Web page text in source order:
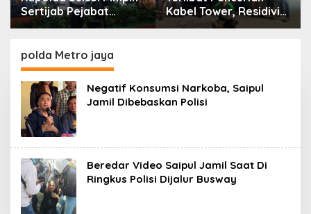
Sertijab Pejabat
Utama dan Kapolres
Karolog dan
Kapolresta Gowa
Kabel Tower, Residivis
yang Sempat Kabur
polda Metro jaya
Negatif Konsumsi Narkoba, Saipul
Jamil Dibebaskan Polisi
Beredar Video Saipul Jamil Saat Di
Ringkus Polisi Dijalur Busway